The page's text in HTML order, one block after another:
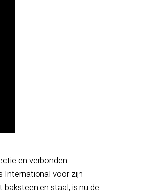
en verbonden
International voor zijn
en staal, is nu de